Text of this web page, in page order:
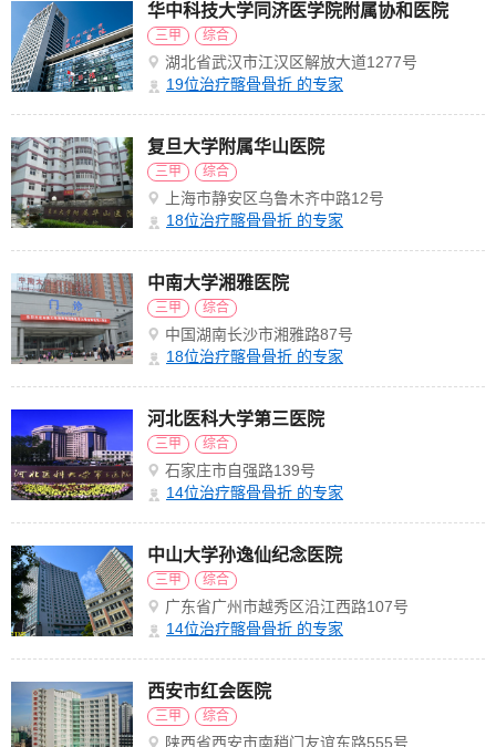
华中科技大学同济医学院附属协和医院
三甲 综合
湖北省武汉市江汉区解放大道1277号
19位治疗髂骨骨折 的专家
复旦大学附属华山医院
三甲 综合
上海市静安区乌鲁木齐中路12号
18位治疗髂骨骨折 的专家
中南大学湘雅医院
三甲 综合
中国湖南长沙市湘雅路87号
18位治疗髂骨骨折 的专家
河北医科大学第三医院
三甲 综合
石家庄市自强路139号
14位治疗髂骨骨折 的专家
中山大学孙逸仙纪念医院
三甲 综合
广东省广州市越秀区沿江西路107号
14位治疗髂骨骨折 的专家
西安市红会医院
三甲 综合
陕西省西安市南稍门友谊东路555号